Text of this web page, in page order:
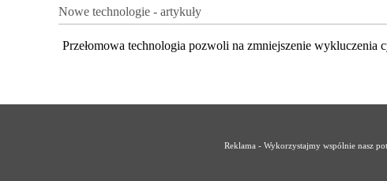
Nowe technologie - artykuły
Przełomowa technologia pozwoli na zmniejszenie wykluczenia
Reklama - Wykorzystajmy wspólnie nasz